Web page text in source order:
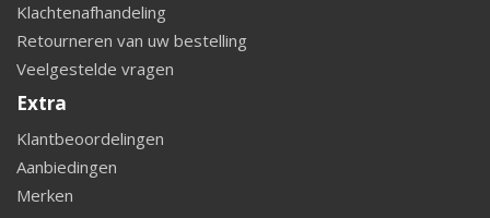
Klachtenafhandeling
Retourneren van uw bestelling
Veelgestelde vragen
Extra
Klantbeoordelingen
Aanbiedingen
Merken